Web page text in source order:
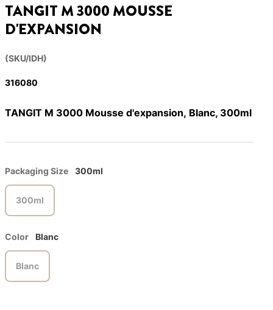
TANGIT M 3000 MOUSSE
D'EXPANSION
(SKU/IDH)
316080
TANGIT M 3000 Mousse d'expansion, Blanc, 300ml
Packaging Size 300ml
300ml
Color Blanc
Blanc